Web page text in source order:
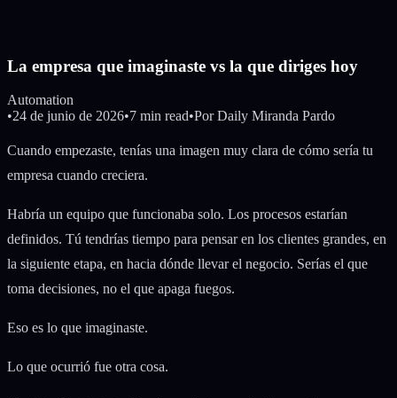
La empresa que imaginaste vs la que diriges hoy
Automation
•24 de junio de 2026•7 min read•Por Daily Miranda Pardo
Cuando empezaste, tenías una imagen muy clara de cómo sería tu
empresa cuando creciera.
Habría un equipo que funcionaba solo. Los procesos estarían
definidos. Tú tendrías tiempo para pensar en los clientes grandes, en
la siguiente etapa, en hacia dónde llevar el negocio. Serías el que
toma decisiones, no el que apaga fuegos.
Eso es lo que imaginaste.
Lo que ocurrió fue otra cosa.